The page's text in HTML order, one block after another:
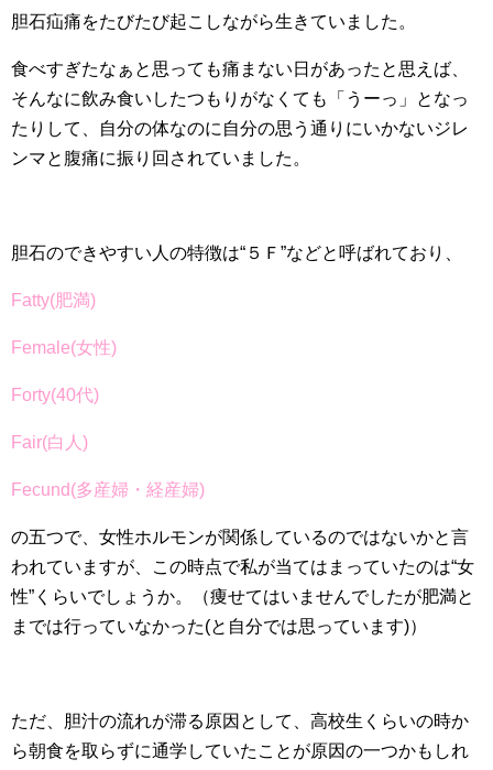
胆石疝痛をたびたび起こしながら生きていました。
食べすぎたなぁと思っても痛まない日があったと思えば、
そんなに飲み食いしたつもりがなくても「うーっ」となっ
たりして、自分の体なのに自分の思う通りにいかないジレ
ンマと腹痛に振り回されていました。
胆石のできやすい人の特徴は“５Ｆ”などと呼ばれており、
Fatty(肥満)
Female(女性)
Forty(40代)
Fair(白人)
Fecund(多産婦・経産婦)
の五つで、女性ホルモンが関係しているのではないかと言
われていますが、この時点で私が当てはまっていたのは“女
性”くらいでしょうか。（痩せてはいませんでしたが肥満と
までは行っていなかった(と自分では思っています)）
ただ、胆汁の流れが滞る原因として、高校生くらいの時か
ら朝食を取らずに通学していたことが原因の一つかもしれ